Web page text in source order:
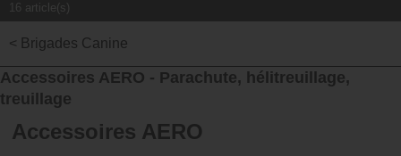
16 article(s)
< Brigades Canine
Accessoires AERO - Parachute, hélitreuillage,
treuillage
Accessoires AERO